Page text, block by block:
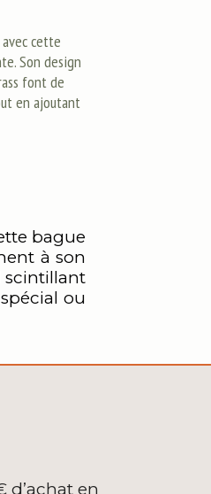
cette
Son design
font de
en ajoutant
bague
à son
scintillant
ou
d’achat en